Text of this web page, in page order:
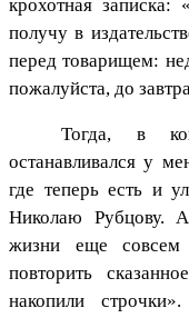
крохотная
получу в
перед товарищем:
пожалуйста, до
Тогда, в
останавливался у
где теперь есть и
Николаю Рубцову.
жизни еще
повторить
накопили